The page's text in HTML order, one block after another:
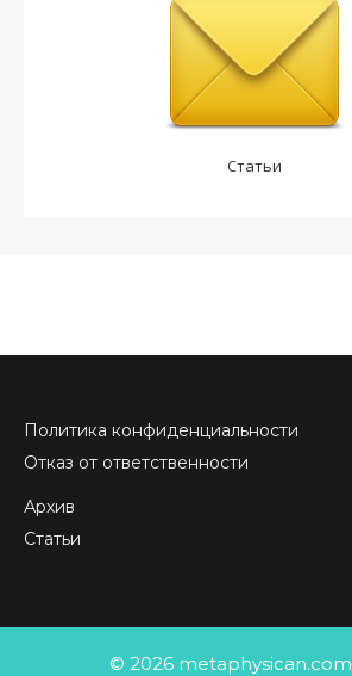
Статьи
Политика конфиденциальности
Отказ от ответственности
Архив
Статьи
© 2026 metaphysican.com